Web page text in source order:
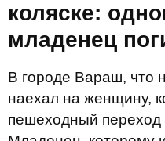
коляске:
младенец
В городе Вараш, что
наехал на женщину,
пешеходный переход